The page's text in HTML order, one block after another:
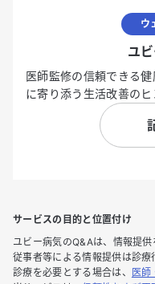
ウ
ユ
医師監修の信頼できる
に寄り添う生活改善のヒ
サービスの目的と位置付け
ユビー病気のQ&Aは、情報提
従事者等による情報提供は診療
診療を必要とする場合は、
医師